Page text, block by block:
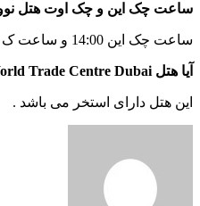
ساعت چک این و چک اوت هتل
ساعت چک این 14:00 و ساعت ک اوت 12:00 می باشد .
آیا هتل Novotel World Trade Centre Dubai استخر دارد ؟
این هتل دارای استخر می باشد .